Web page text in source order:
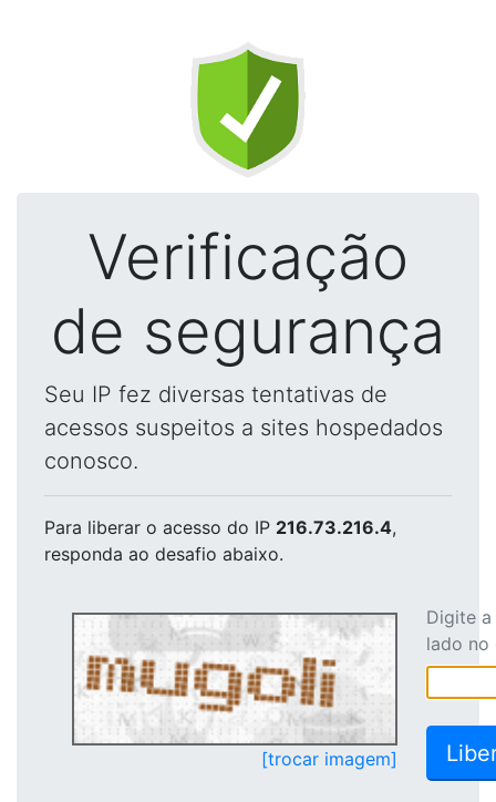
Verificação
de segurança
Seu IP fez diversas tentativas de
acessos suspeitos a sites hospedados
conosco.
Para liberar o acesso do IP 216.73.216.4,
responda ao desafio abaixo.
[trocar imagem]
Digite
lado no